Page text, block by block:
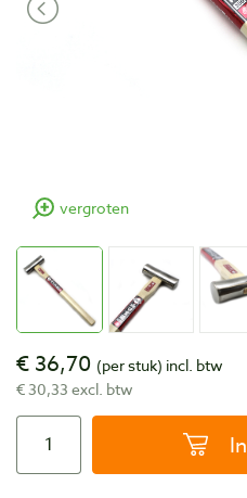
vergroten
€ 36,70 (per stuk) incl. btw
€ 30,33 excl. btw